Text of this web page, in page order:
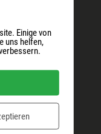
Einige von
uns helfen,